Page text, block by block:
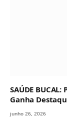
SAÚDE
Ganha
junho 26, 2026